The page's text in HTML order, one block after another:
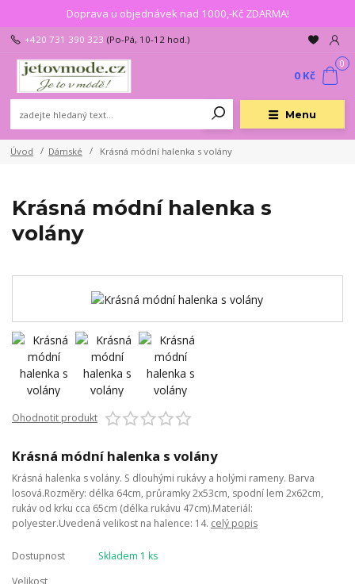
Doprava u objednávek nad 1000,-Kč ZDARMA!
Menu
+420 731 390 323 (Po-Pá, 10-12 hod.)
0
0 Kč
Úvod Dámské Krásná módní halenka s volány
Krásná módní halenka s
volány
Ohodnotit produkt
Krásná módní halenka s volány
Krásná halenka s volány. S dlouhými rukávy a holými rameny. Barva
losová.Rozměry: délka 64cm, průramky 2x53cm, spodní lem 2x62cm,
rukáv od krku cca 65cm (délka rukávu 47cm).Materiál:
polyester.Uvedená velikost na halence: 14. celý popis
Dostupnost
Skladem 1 ks